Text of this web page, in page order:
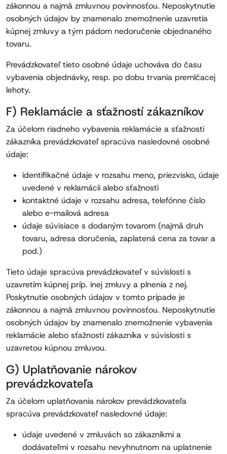
zákonnou a najmä zmluvnou povinnosťou. Neposkytnutie
osobných údajov by znamenalo znemožnenie uzavretia
kúpnej zmluvy a tým pádom nedoručenie objednaného
tovaru.
Prevádzkovateľ tieto osobné údaje uchováva do času
vybavenia objednávky, resp. po dobu trvania premlčacej
lehoty.
F) Reklamácie a sťažností zákazníkov
Za účelom riadneho vybavenia reklamácie a sťažnosti
zákazníka prevádzkovateľ spracúva nasledovné osobné
údaje:
identifikačné údaje v rozsahu meno, priezvisko, údaje
uvedené v reklamácii alebo sťažnosti
kontaktné údaje v rozsahu adresa, telefónne číslo
alebo e-mailová adresa
údaje súvisiace s dodaným tovarom (najmä druh
tovaru, adresa doručenia, zaplatená cena za tovar a
pod.)
Tieto údaje spracúva prevádzkovateľ v súvislosti s
uzavretím kúpnej príp. inej zmluvy a plnenia z nej.
Poskytnutie osobných údajov v tomto prípade je
zákonnou a najmä zmluvnou povinnosťou. Neposkytnutie
osobných údajov by znamenalo znemožnenie vybavenia
reklamácie alebo sťažnosti zákazníka v súvislosti s
uzavretou kúpnou zmluvou.
G) Uplatňovanie nárokov
prevádzkovateľa
Za účelom uplatňovania nárokov prevádzkovateľa
spracúva prevádzkovateľ nasledovné údaje:
údaje uvedené v zmluvách so zákazníkmi a
dodávateľmi v rozsahu nevyhnutnom na uplatnenie